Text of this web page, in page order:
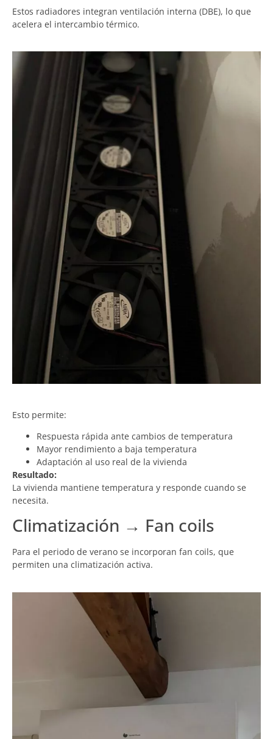
Estos radiadores integran ventilación interna (DBE), lo que
acelera el intercambio térmico.
Esto permite:
Respuesta rápida ante cambios de temperatura
Mayor rendimiento a baja temperatura
Adaptación al uso real de la vivienda
Resultado:
La vivienda mantiene temperatura y responde cuando se
necesita.
Climatización → Fan coils
Para el periodo de verano se incorporan fan coils, que
permiten una climatización activa.